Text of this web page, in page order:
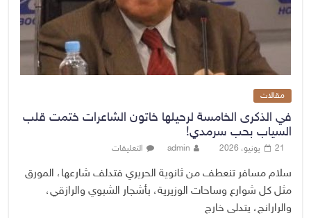
مقالات
في الذكرى الخامسة لرحيلها خاتون الشاعرات ختمت قلب
السياب بحب سرمدي!
21 يونيو، 2026 admin التعليقات
سلام مسافر تنعطف من ثانوية الحريري فتدلف شارعها، المورق
مثل كل شوارع وساحات الوزيرية، بأشجار الشبوي والرازقي،
والرارانج، يتدلى خارج